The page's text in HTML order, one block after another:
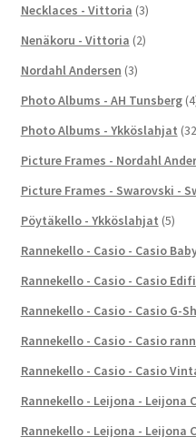
Necklaces - Vittoria (3)
Nenäkoru - Vittoria (2)
Nordahl Andersen (3)
Photo Albums - AH Tunsberg
Photo Albums - Ykköslahjat
Picture Frames - Nordahl
Picture Frames - Swarovski -
Pöytäkello - Ykköslahjat (5)
Rannekello - Casio - Casio
Rannekello - Casio - Casio
Rannekello - Casio - Casio G-
Rannekello - Casio - Casio
Rannekello - Casio - Casio
Rannekello - Leijona - Leijona
Rannekello - Leijona - Leijona